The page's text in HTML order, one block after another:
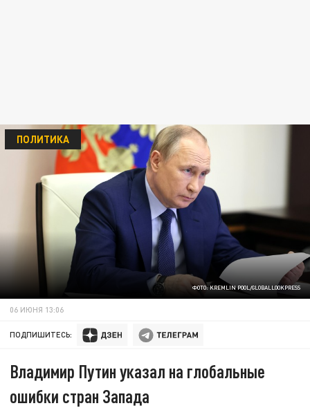
ФОТО: KREMLIN POOL/GLOBALLOOKPRESS
ПОЛИТИКА
06 ИЮНЯ 13:06
ПОДПИШИТЕСЬ:
Владимир Путин указал на глобальные
ошибки стран Запада